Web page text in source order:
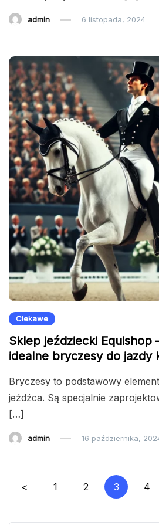
admin 6 listopada, 2024
Ciekawe
Sklep jeździecki Equishop
idealne bryczesy do jazdy
Bryczesy to podstawowy
jeźdźca. Są specjalnie
[…]
admin 16 października,
Nawigacja
wpisach
< 1 2 3 4